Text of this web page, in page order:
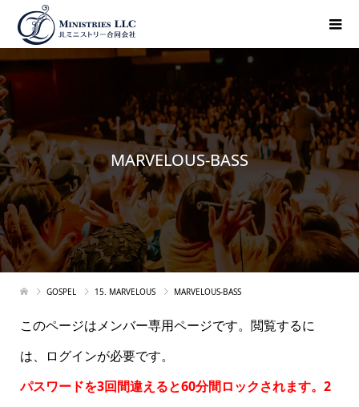
MARVELOUS-BASS
GOSPEL 15. MARVELOUS MARVELOUS-BASS
このページはメンバー専用ページです。閲覧するに
は、ログインが必要です。
パスワードを3回間違えると60分間ロックされます。2